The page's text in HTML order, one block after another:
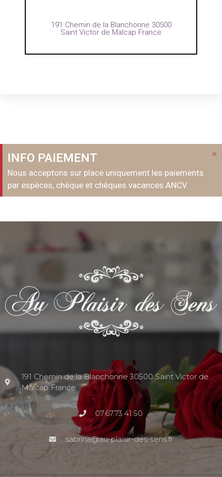
191 Chemin de la Blanchonne 30500
Saint Victor de Malcap France
INFO PAIEMENT
Nous acceptons sur place uniquement les paiements
par espèces, chèque et chèques vacances ANCV .
×
191 Chemin de la Blanchonne 30500 Saint Victor de
Malcap France
07.67.73.41.50
sabrina@au-plaisir-des-sens.fr